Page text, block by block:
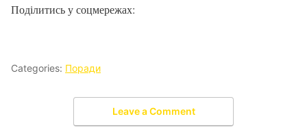
Поділитись у соцмережах:
Categories: Поради
Leave a Comment